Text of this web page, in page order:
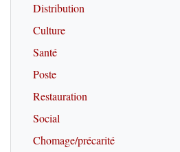
Distribution
Culture
Santé
Poste
Restauration
Social
Chomage/précarité